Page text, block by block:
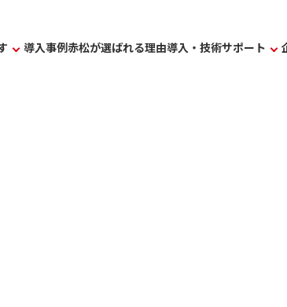
クター
導入事例赤松が選ばれる理由導入・技術サポート
たい